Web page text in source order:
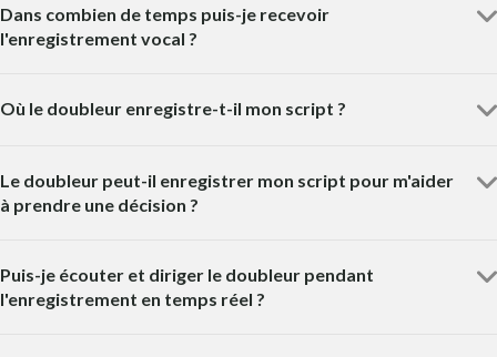
Dans combien de temps puis-je recevoir
l'enregistrement vocal ?
Où le doubleur enregistre-t-il mon script ?
Le doubleur peut-il enregistrer mon script pour m'aider
à prendre une décision ?
Puis-je écouter et diriger le doubleur pendant
l'enregistrement en temps réel ?